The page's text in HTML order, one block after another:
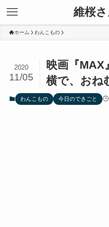
維桜
ホーム わんこもの
映画『MAX
横で、おね
2020
11/05
わんこもの 今日のできごと